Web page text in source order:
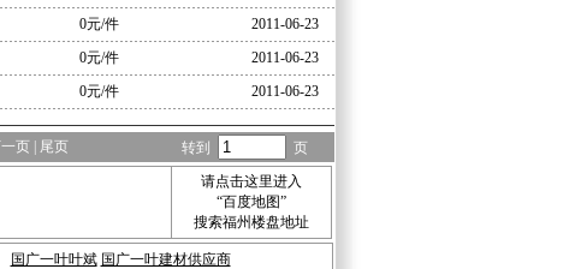
0元/件
2011-06-23
0元/件
2011-06-23
0元/件 2011-06-23
页 尾页 转到
页
请点击这里进入
“百度地图”
搜索福州楼盘地址
国广一叶叶斌 国广一叶建材供应商